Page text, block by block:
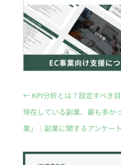
← KPI分析とは？設定すべき
現在している副業、最も多か
業」｜副業に関するアンケー